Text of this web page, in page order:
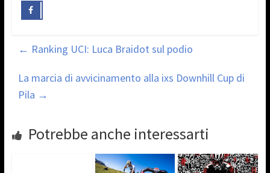
← Ranking UCI: Luca Braidot sul podio
La marcia di avvicinamento alla ixs Downhill Cup di
Pila →
Potrebbe anche interessarti